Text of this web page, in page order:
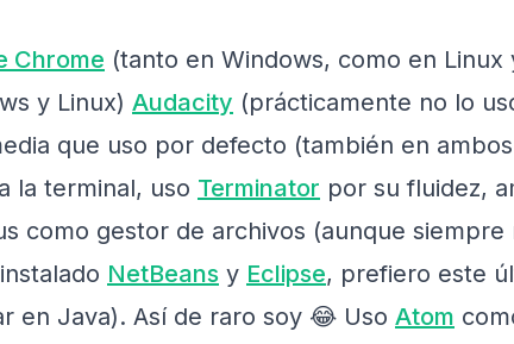
Chrome (tanto en Windows, como en Linux
y Linux) Audacity (prácticamente no lo
que uso por defecto (también en
la terminal, uso Terminator por su fluidez,
como gestor de archivos (aunque
NetBeans y Eclipse, prefiero este
en Java). Así de raro soy 😂 Uso Atom